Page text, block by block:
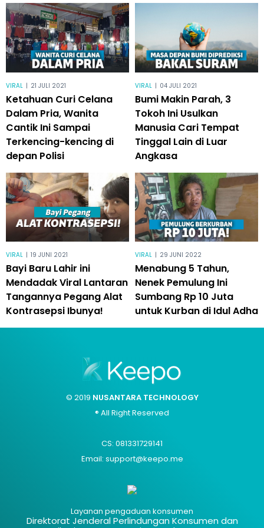
VIRAL | 21 JULI 2021
Ketahuan Curi Celana
Dalam Pria, Wanita
Cantik Ini Sampai
Terkencing-kencing di
depan Polisi
VIRAL | 04 JULI 2021
Bumi Makin Parah, 3
Tokoh Ini Usulkan
Manusia Cari Tempat
Tinggal Lain di Luar
Angkasa
VIRAL | 19 JUNI 2021
Bayi Baru Lahir ini
Mendadak Viral Lantaran
Tangannya Pegang Alat
Kontrasepsi Ibunya!
VIRAL | 29 JUNI 2022
Menabung 5 Tahun,
Nenek Pemulung Ini
Sumbang Rp 10 Juta
untuk Kurban di Idul Adha
© 2019 NUSANTARA TECHNOLOGY
® All Right Reserved
CS: 081331729141
Email: support@keepo.me
Layanan pengaduan konsumen
Direktorat Jenderal Perlindungan Konsumen dan